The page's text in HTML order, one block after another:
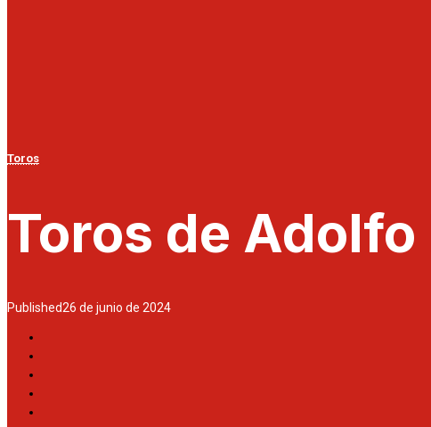
Toros
Toros de
Published26 de junio de 2024